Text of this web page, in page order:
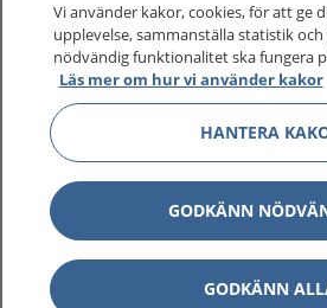
Vi använder kakor, cookies, för att ge
upplevelse, sammanställa statistik
nödvändig funktionalitet ska fungera
Läs mer om hur vi använder kakor
HANTERA
GODKÄNN
GODKÄNN